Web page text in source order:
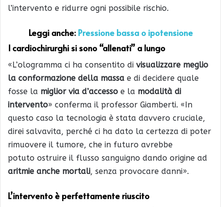
l’intervento e ridurre ogni possibile rischio.
Leggi anche: Pressione bassa o ipotensione
I cardiochirurghi si sono “allenati” a lungo
«L’ologramma ci ha consentito di visualizzare meglio
la conformazione della massa e di decidere quale
fosse la miglior via d’accesso e la modalità di
intervento» conferma il professor Giamberti. «In
questo caso la tecnologia è stata davvero cruciale,
direi salvavita, perché ci ha dato la certezza di poter
rimuovere il tumore, che in futuro avrebbe
potuto ostruire il flusso sanguigno dando origine ad
aritmie anche mortali, senza provocare danni».
L’intervento è perfettamente riuscito